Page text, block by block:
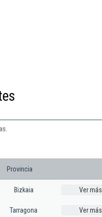
Provincia
Bizkaia Ver más
Tarragona Ver más